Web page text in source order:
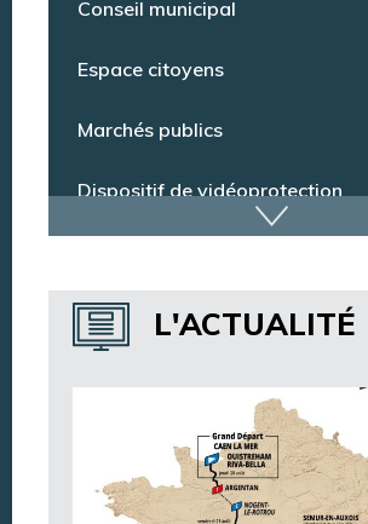
Dispositif de vidéoprotection
Annuaire des services
Annuaire des associations
Argentan Aujourd’hui
L'ACTUALITÉ